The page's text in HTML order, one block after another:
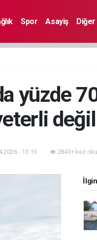
Spor Asayiş Diğer
yüzde
değil
- 13:19 2843+ kez